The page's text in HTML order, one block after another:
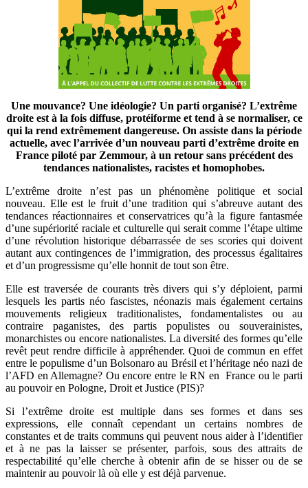
Une mouvance? Une idéologie? Un parti organisé? L’extrême
droite est à la fois diffuse, protéiforme et tend à se normaliser, ce
qui la rend extrêmement dangereuse. On assiste dans la période
actuelle, avec l’arrivée d’un nouveau parti d’extrême droite en
France piloté par Zemmour, à un retour sans précédent des
tendances nationalistes, racistes et homophobes.
L’extrême droite n’est pas un phénomène politique et social
nouveau. Elle est le fruit d’une tradition qui s’abreuve autant des
tendances réactionnaires et conservatrices qu’à la figure fantasmée
d’une supériorité raciale et culturelle qui serait comme l’étape ultime
d’une révolution historique débarrassée de ses scories qui doivent
autant aux contingences de l’immigration, des processus égalitaires
et d’un progressisme qu’elle honnit de tout son être.
Elle est traversée de courants très divers qui s’y déploient, parmi
lesquels les partis néo fascistes, néonazis mais également certains
mouvements religieux traditionalistes, fondamentalistes ou au
contraire paganistes, des partis populistes ou souverainistes,
monarchistes ou encore nationalistes. La diversité des formes qu’elle
revêt peut rendre difficile à appréhender. Quoi de commun en effet
entre le populisme d’un Bolsonaro au Brésil et l’héritage néo nazi de
l’AFD en Allemagne? Ou encore entre le RN en France ou le parti
au pouvoir en Pologne, Droit et Justice (PIS)?
Si l’extrême droite est multiple dans ses formes et dans ses
expressions, elle connaît cependant un certains nombres de
constantes et de traits communs qui peuvent nous aider à l’identifier
et à ne pas la laisser se présenter, parfois, sous des attraits de
respectabilité qu’elle cherche à obtenir afin de se hisser ou de se
maintenir au pouvoir là où elle y est déjà parvenue.